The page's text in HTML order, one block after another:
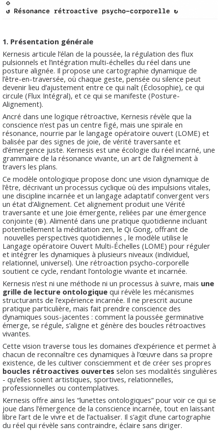
1. Présentation générale
Kernesis articule l’élan de la poussée, la régulation des flux
pulsionnels et l’intégration multi-échelles du réel dans une
posture alignée. Il propose une cartographie dynamique de
l’être-en-traversée, où chaque geste, pensée ou silence peut
devenir lieu d’ajustement entre ce qui naît (Éclosophie), ce qui
circule (Flux Intégral), et ce qui se manifeste (Posture-
Alignement).
Ancré dans une logique rétroactive, Kernesis révèle que la
conscience n’est pas un centre figé, mais une spirale en
résonance, nourrie par le langage opératoire ouvert (LOME) et
balisée par des signes de joie, de vérité traversante et
d’émergence juste. Kernesis est une écologie du réel incarné, une
grammaire de la résonance vivante, un art de l’alignement à
travers les plans.
Ce modèle ontologique propose donc une vision dynamique de
l’être, décrivant un processus cyclique où des impulsions vitales,
une discipline incarnée et un langage adaptatif convergent vers
un état d’Alignement. Cet alignement produit une Vérité
traversante et une Joie émergente, reliées par une émergence
conjointe (⊕). Alimenté dans une pratique quotidienne incluant
potentiellement la méditation zen, le Qi Gong, offrant de
nouvelles perspectives quotidiennes , le modèle utilise le
Langage opératoire Ouvert Multi-Échelles (LOME) pour réguler
et intégrer les dynamiques à plusieurs niveaux (individuel,
relationnel, universel). Une rétroaction psycho-corporelle
soutient ce cycle, rendant l’ontologie vivante et incarnée.
Kernesis n’est ni une méthode ni un processus à suivre, mais une
grille de lecture ontologique qui révèle les mécanismes
structurants de l’expérience incarnée. Il ne prescrit aucune
pratique particulière, mais fait prendre conscience des
dynamiques sous-jacentes : comment la poussée germinative
émerge, se régule, s’aligne et génère des boucles rétroactives
vivantes.
Cette vision traverse tous les domaines d’expérience et permet à
chacun de reconnaître ces dynamiques à l’œuvre dans sa propre
existence, de les cultiver consciemment et de créer ses propres
boucles rétroactives ouvertes selon ses modalités singulières
- qu’elles soient artistiques, sportives, relationnelles,
professionnelles ou contemplatives.
Kernesis offre ainsi les “lunettes ontologiques” pour voir ce qui se
joue dans l’émergence de la conscience incarnée, tout en laissant
libre l’art de le vivre et de l’actualiser. Il s’agit d’une cartographie
du réel qui révèle sans contraindre, éclaire sans diriger.